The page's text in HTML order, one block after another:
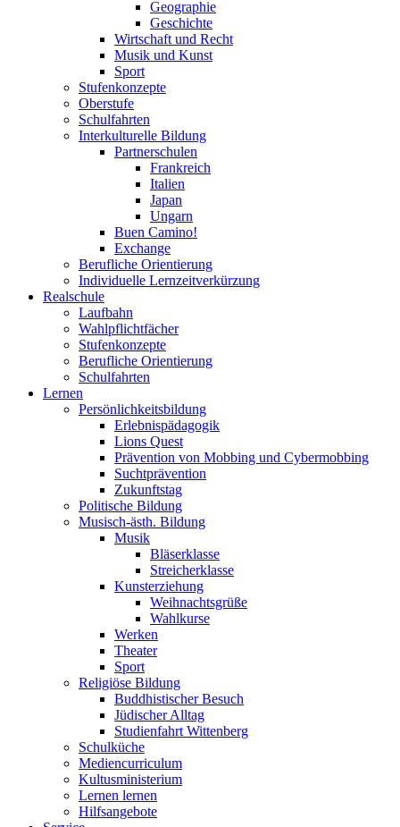
Geographie
Geschichte
Wirtschaft und Recht
Musik und Kunst
Sport
Stufenkonzepte
Oberstufe
Schulfahrten
Interkulturelle Bildung
Partnerschulen
Frankreich
Italien
Japan
Ungarn
Buen Camino!
Exchange
Berufliche Orientierung
Individuelle Lernzeitverkürzung
Realschule
Laufbahn
Wahlpflichtfächer
Stufenkonzepte
Berufliche Orientierung
Schulfahrten
Lernen
Persönlichkeitsbildung
Erlebnispädagogik
Lions Quest
Prävention von Mobbing und Cybermobbing
Suchtprävention
Zukunftstag
Politische Bildung
Musisch-ästh. Bildung
Musik
Bläserklasse
Streicherklasse
Kunsterziehung
Weihnachtsgrüße
Wahlkurse
Werken
Theater
Sport
Religiöse Bildung
Buddhistischer Besuch
Jüdischer Alltag
Studienfahrt Wittenberg
Schulküche
Mediencurriculum
Kultusministerium
Lernen lernen
Hilfsangebote